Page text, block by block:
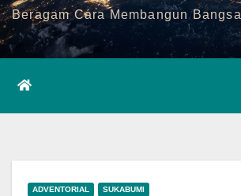
Beragam Cara Membangun Bangsa
ADVENTORIAL SUKABUMI